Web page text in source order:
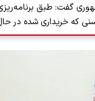
گفت: طبق برنامه‌ریزی
که خریداری شده در